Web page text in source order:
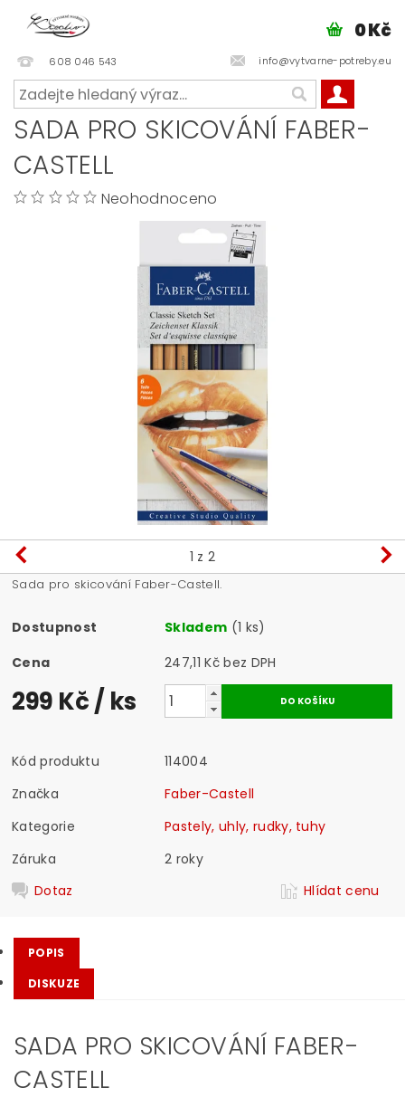
608 046 543 info@vytvarne-potreby.eu
0 Kč
SADA PRO SKICOVÁNÍ FABER-
CASTELL
Neohodnoceno
1 z 2
Sada pro skicování Faber-Castell.
Dostupnost Skladem (1 ks)
Cena
247,11 Kč bez DPH
299 Kč/ ks
Kód produktu
114004
Značka
Faber-Castell
Kategorie
Pastely, uhly, rudky, tuhy
Záruka
2 roky
Dotaz
Hlídat cenu
POPIS
DISKUZE
SADA PRO SKICOVÁNÍ FABER-
CASTELL